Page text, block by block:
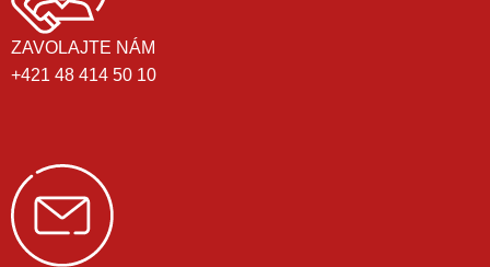
ZAVOLAJTE NÁM
+421 48 414 50 10